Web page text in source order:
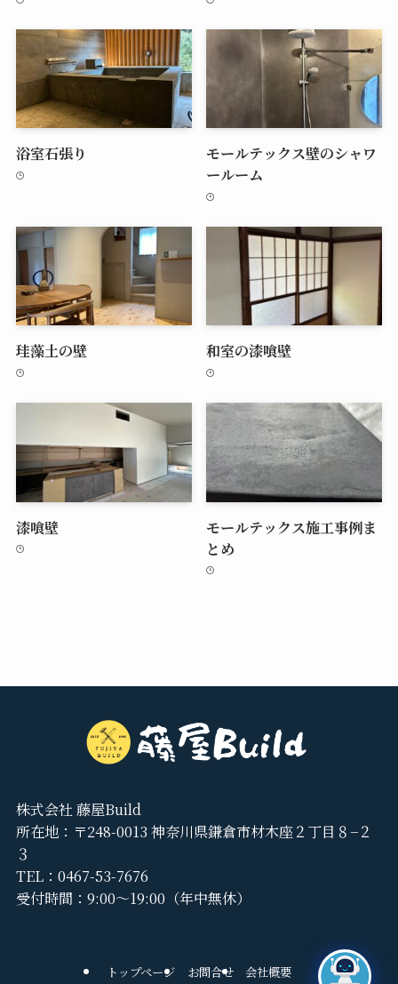
浴室石張り
モールテックス壁のシャワ
ールーム
珪藻土の壁 和室の漆喰壁
漆喰壁
モールテックス施工事例ま
とめ
株式会社 藤屋Build
所在地：〒248-0013 神奈川県鎌倉市材木座２丁目８−２
３
TEL： 0467-53-7676
受付時間：9:00～19:00（年中無休）
トップページ お問合せ 会社概要